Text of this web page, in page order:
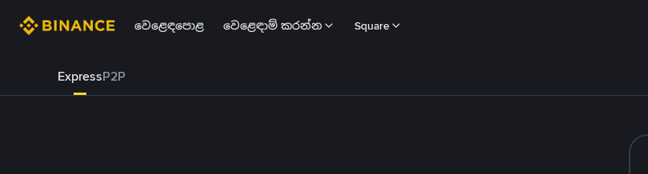
වෙළෙඳපොළ වෙළෙඳාම් කරන්න Square
ExpressP2P